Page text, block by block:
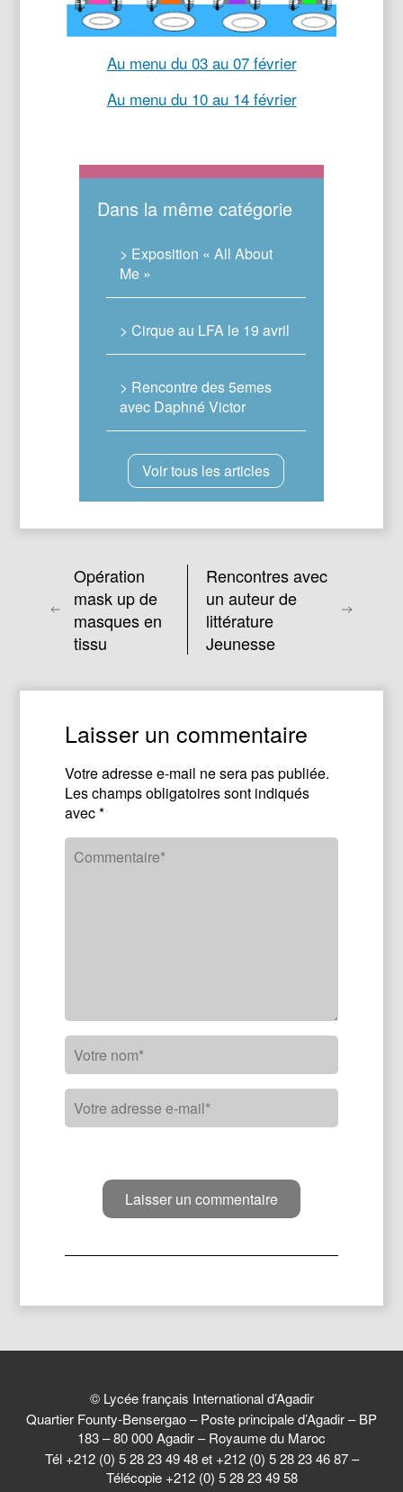
Au menu du 03 au 07 février
Au menu du 10 au 14 février
Dans la même catégorie
> Exposition « All About
Me »
> Cirque au LFA le 19 avril
> Rencontre des 5emes
avec Daphné Victor
Voir tous les articles
Opération
mask up de
masques en
tissu
Rencontres avec
un auteur de
littérature
Jeunesse
Laisser un commentaire
Votre adresse e-mail ne sera pas publiée.
Les champs obligatoires sont indiqués
avec*
© Lycée français International d’Agadir
Quartier Founty-Bensergao – Poste principale d’Agadir – BP
183 – 80 000 Agadir – Royaume du Maroc
Tél +212 (0) 5 28 23 49 48 et +212 (0) 5 28 23 46 87 –
Télécopie +212 (0) 5 28 23 49 58